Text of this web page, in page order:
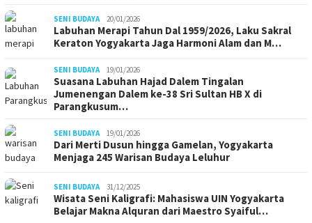
SENI BUDAYA 20/01/2026
Labuhan Merapi Tahun Dal 1959/2026, Laku Sakral
Keraton Yogyakarta Jaga Harmoni Alam dan M…
SENI BUDAYA 19/01/2026
Suasana Labuhan Hajad Dalem Tingalan
Jumenengan Dalem ke-38 Sri Sultan HB X di
Parangkusum…
SENI BUDAYA 19/01/2026
Dari Merti Dusun hingga Gamelan, Yogyakarta
Menjaga 245 Warisan Budaya Leluhur
SENI BUDAYA 31/12/2025
Wisata Seni Kaligrafi: Mahasiswa UIN Yogyakarta
Belajar Makna Alquran dari Maestro Syaiful…